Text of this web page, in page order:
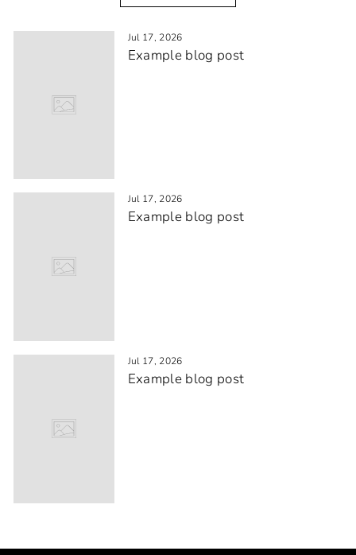
Jul 17, 2026
Example blog post
Jul 17, 2026
Example blog post
Jul 17, 2026
Example blog post